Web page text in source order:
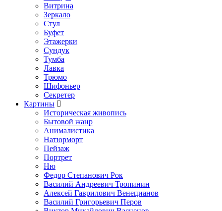
Витрина
Зеркало
Стул
Буфет
Этажерки
Сундук
Тумба
Лавка
Трюмо
Шифоньер
Секретер
Картины
Историческая живопись
Бытовой жанр
Анималистика
Натюрморт
Пейзаж
Портрет
Ню
Федор Степанович Рок
Василий Андреевич Тропинин
Алексей Гаврилович Венецианов
Василий Григорьевич Перов